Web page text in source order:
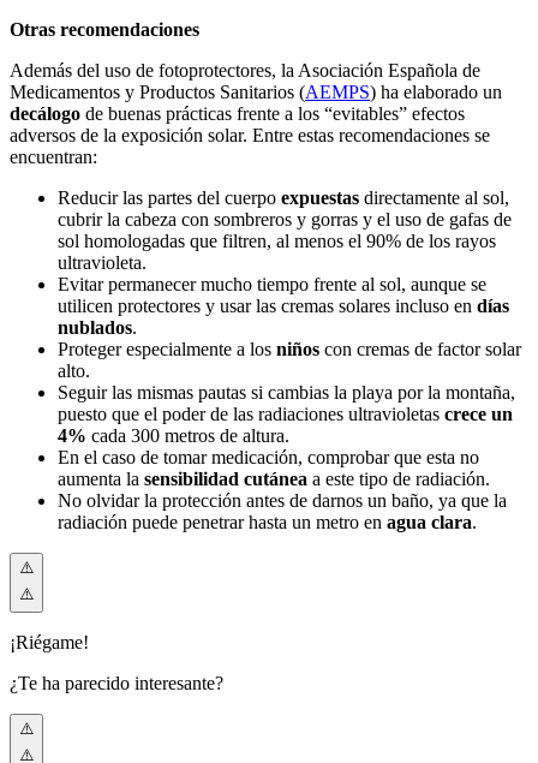
Otras recomendaciones
Además del uso de fotoprotectores, la Asociación Española de
Medicamentos y Productos Sanitarios (AEMPS) ha elaborado un
decálogo de buenas prácticas frente a los “evitables” efectos
adversos de la exposición solar. Entre estas recomendaciones se
encuentran:
Reducir las partes del cuerpo expuestas directamente al sol,
cubrir la cabeza con sombreros y gorras y el uso de gafas de
sol homologadas que filtren, al menos el 90% de los rayos
ultravioleta.
Evitar permanecer mucho tiempo frente al sol, aunque se
utilicen protectores y usar las cremas solares incluso en días
nublados.
Proteger especialmente a los niños con cremas de factor solar
alto.
Seguir las mismas pautas si cambias la playa por la montaña,
puesto que el poder de las radiaciones ultravioletas crece un
4% cada 300 metros de altura.
En el caso de tomar medicación, comprobar que esta no
aumenta la sensibilidad cutánea a este tipo de radiación.
No olvidar la protección antes de darnos un baño, ya que la
radiación puede penetrar hasta un metro en agua clara.
¡Riégame!
¿Te ha parecido interesante?